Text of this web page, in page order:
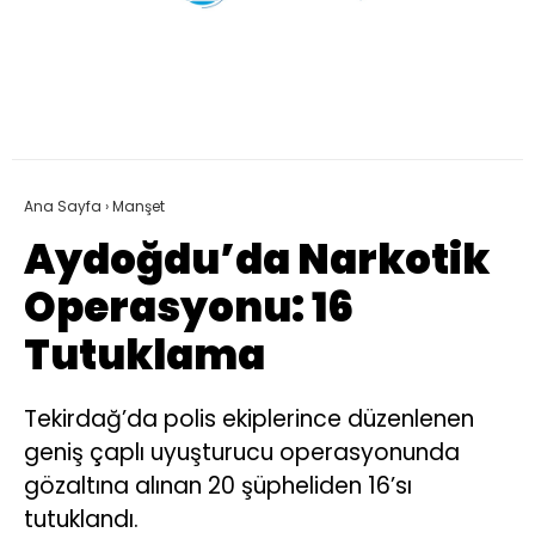
Ana Sayfa ›Manşet
Aydoğdu’da Narkotik
Operasyonu: 16
Tutuklama
Tekirdağ’da polis ekiplerince düzenlenen
geniş çaplı uyuşturucu operasyonunda
gözaltına alınan 20 şüpheliden 16’sı
tutuklandı.